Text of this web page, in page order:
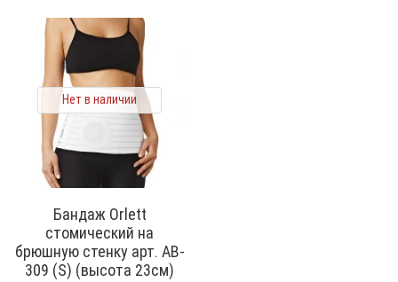
Нет в наличии
Бандаж Orlett
стомический на
брюшную стенку арт. AB-
309 (S) (высота 23см)